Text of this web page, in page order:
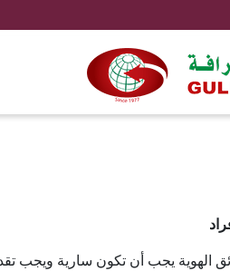
الهوية يجب أن تكون سارية ويجب